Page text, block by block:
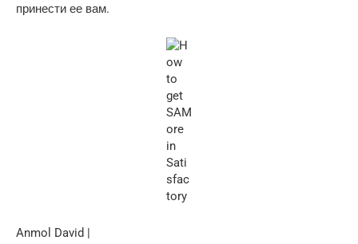
принести ее вам.
Anmol David |